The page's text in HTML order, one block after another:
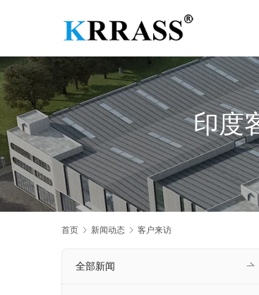
印度
首页 新闻动态 客户来访
全部新闻